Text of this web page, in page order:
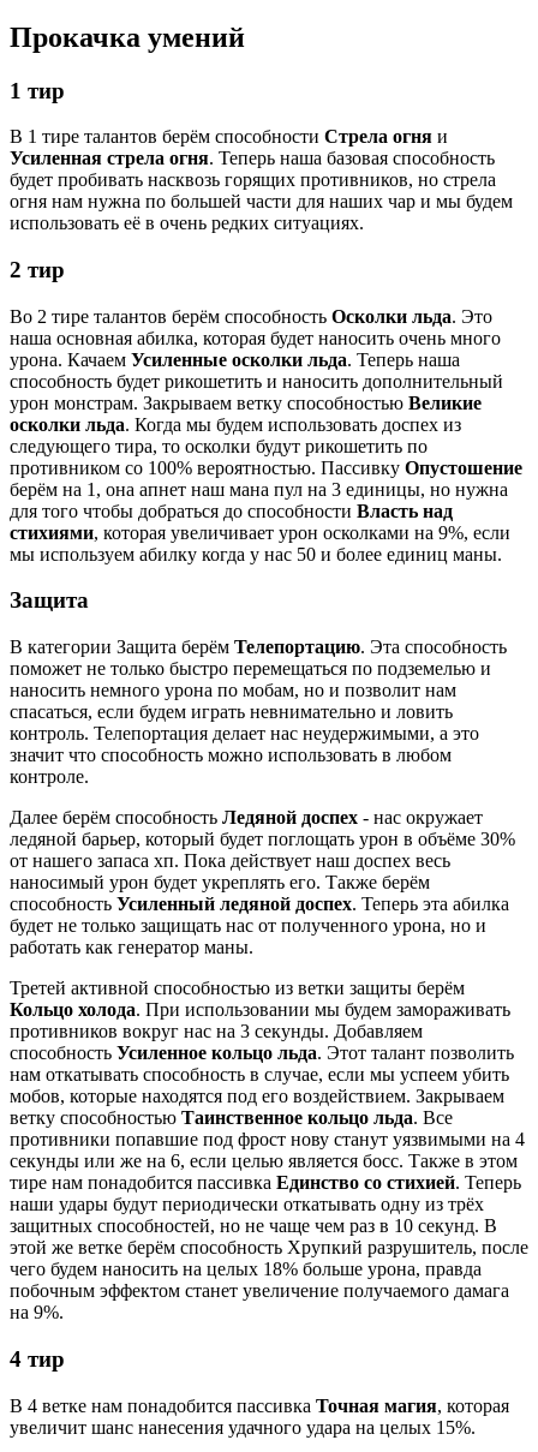
Прокачка умений
1 тир
В 1 тире талантов берём способности Стрела огня и
Усиленная стрела огня. Теперь наша базовая способность
будет пробивать насквозь горящих противников, но стрела
огня нам нужна по большей части для наших чар и мы будем
использовать её в очень редких ситуациях.
2 тир
Во 2 тире талантов берём способность Осколки льда. Это
наша основная абилка, которая будет наносить очень много
урона. Качаем Усиленные осколки льда. Теперь наша
способность будет рикошетить и наносить дополнительный
урон монстрам. Закрываем ветку способностью Великие
осколки льда. Когда мы будем использовать доспех из
следующего тира, то осколки будут рикошетить по
противником со 100% вероятностью. Пассивку Опустошение
берём на 1, она апнет наш мана пул на 3 единицы, но нужна
для того чтобы добраться до способности Власть над
стихиями, которая увеличивает урон осколками на 9%, если
мы используем абилку когда у нас 50 и более единиц маны.
Защита
В категории Защита берём Телепортацию. Эта способность
поможет не только быстро перемещаться по подземелью и
наносить немного урона по мобам, но и позволит нам
спасаться, если будем играть невнимательно и ловить
контроль. Телепортация делает нас неудержимыми, а это
значит что способность можно использовать в любом
контроле.
Далее берём способность Ледяной доспех - нас окружает
ледяной барьер, который будет поглощать урон в объёме 30%
от нашего запаса хп. Пока действует наш доспех весь
наносимый урон будет укреплять его. Также берём
способность Усиленный ледяной доспех. Теперь эта абилка
будет не только защищать нас от полученного урона, но и
работать как генератор маны.
Третей активной способностью из ветки защиты берём
Кольцо холода. При использовании мы будем замораживать
противников вокруг нас на 3 секунды. Добавляем
способность Усиленное кольцо льда. Этот талант позволить
нам откатывать способность в случае, если мы успеем убить
мобов, которые находятся под его воздействием. Закрываем
ветку способностью Таинственное кольцо льда. Все
противники попавшие под фрост нову станут уязвимыми на 4
секунды или же на 6, если целью является босс. Также в этом
тире нам понадобится пассивка Единство со стихией. Теперь
наши удары будут периодически откатывать одну из трёх
защитных способностей, но не чаще чем раз в 10 секунд. В
этой же ветке берём способность Хрупкий разрушитель, после
чего будем наносить на целых 18% больше урона, правда
побочным эффектом станет увеличение получаемого дамага
на 9%.
4 тир
В 4 ветке нам понадобится пассивка Точная магия, которая
увеличит шанс нанесения удачного удара на целых 15%.